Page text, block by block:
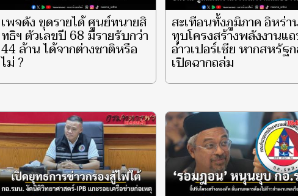
เพจดัง ขุดรายได้ ศูนย์ทนายสิ
ทธิฯ ตัวเลขปี 68 มีรายรับกว่า
44 ล้าน ได้จากต่างชาติหรือ
ไม่ ?
สะเทือนทั้งภูมิภาค อิหร่า
ทุบโครงสร้างพลังงานแ
อ่าวเปอร์เซีย หากสหรัฐ
เปิดฉากถล่ม